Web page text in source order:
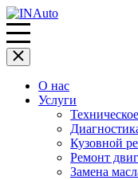
О нас
Услуги
Кузовной
Ремонт
Замена